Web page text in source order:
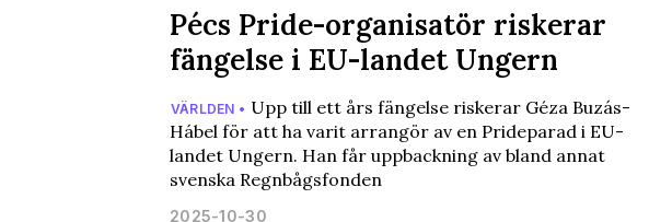
Pécs Pride-organisatör riskerar
fängelse i EU-landet Ungern
VÄRLDEN • Upp till ett års fängelse riskerar Géza Buzás-
Hábel för att ha varit arrangör av en Prideparad i EU-
landet Ungern. Han får uppbackning av bland annat
svenska Regnbågsfonden
2025-10-30